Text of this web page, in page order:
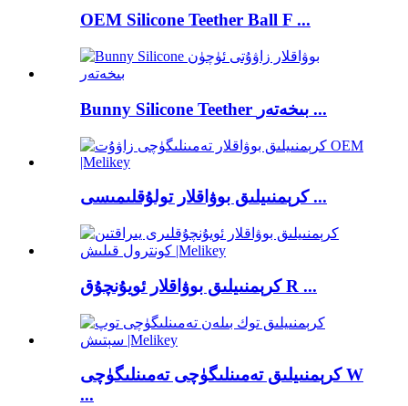
OEM Silicone Teether Ball F ...
Bunny Silicone Teether بىخەتەر ...
كرېمنىيلىق بوۋاقلار تولۇقلىمىسى ...
كرېمنىيلىق بوۋاقلار ئويۇنچۇق R ...
كرېمنىيلىق تەمىنلىگۈچى تەمىنلىگۈچى W
...